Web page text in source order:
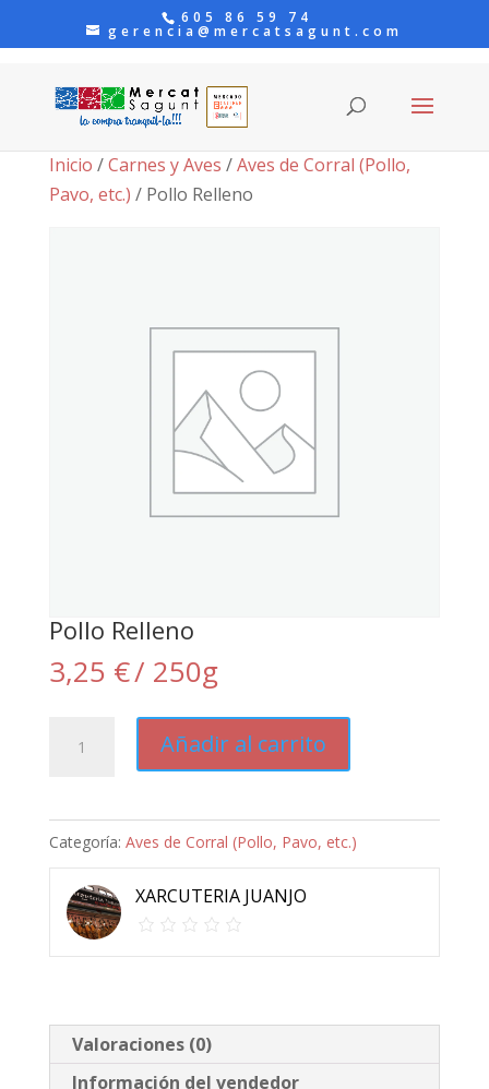
605 86 59 74
gerencia@mercatsagunt.com
Inicio /Carnes y Aves /Aves de Corral (Pollo,
Pavo, etc.) / Pollo Relleno
Pollo Relleno
3,25 €/ 250g
Relleno
Añadir al carrito
Categoría: Aves de Corral (Pollo, Pavo, etc.)
XARCUTERIA JUANJO
Valoraciones (0)
Información del vendedor